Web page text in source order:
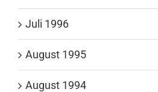
Juli 1996
August 1995
August 1994